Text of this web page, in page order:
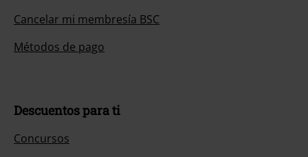
Cancelar mi membresía BSC
Métodos de pago
Descuentos para ti
Concursos